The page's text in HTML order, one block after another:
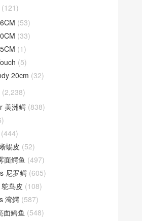
(121)
(53)
(33)
(1)
(5)
20cm (32)
(2,238)
美洲鳄 (838)
(444)
蜴皮 (52)
面鳄鱼 (497)
尼罗鳄 (605)
鸟皮 (108)
湾鳄 (587)
面鳄鱼 (548)